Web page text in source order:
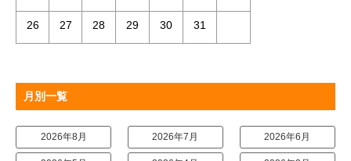
26 27 28 29 30 31
月別一覧
2026年8月 2026年7月 2026年6月